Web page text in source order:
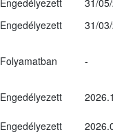
Engedélyezett
31/
Engedélyezett
31/
Folyamatban -
Engedélyezett
Engedélyezett